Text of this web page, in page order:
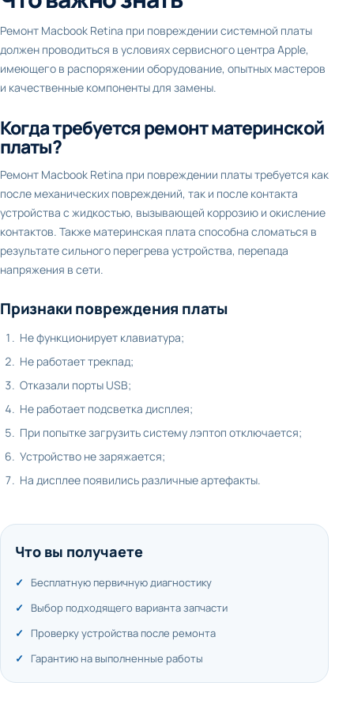
Ремонт Macbook Retina при повреждении системной платы
должен проводиться в условиях сервисного центра Apple,
имеющего в распоряжении оборудование, опытных мастеров
и качественные компоненты для замены.
Когда требуется ремонт материнской
платы?
Ремонт Macbook Retina при повреждении платы требуется как
после механических повреждений, так и после контакта
устройства с жидкостью, вызывающей коррозию и окисление
контактов. Также материнская плата способна сломаться в
результате сильного перегрева устройства, перепада
напряжения в сети.
Признаки повреждения платы
Не функционирует клавиатура;
Не работает трекпад;
Отказали порты USB;
Не работает подсветка дисплея;
При попытке загрузить систему лэптоп отключается;
Устройство не заряжается;
На дисплее появились различные артефакты.
Что вы получаете
Бесплатную первичную диагностику
Выбор подходящего варианта запчасти
Проверку устройства после ремонта
Гарантию на выполненные работы